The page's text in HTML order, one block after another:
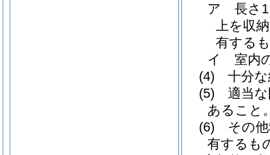
ア
長さ
上を収
有する
イ
室内
(4)
十分
(5)
適当
あること
(6)
その
有するも